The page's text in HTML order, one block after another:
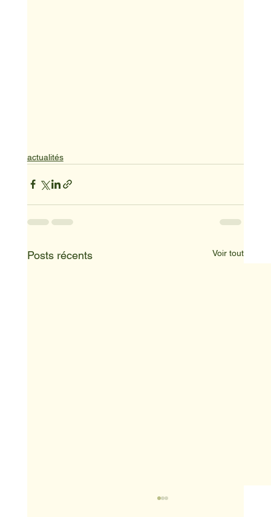
actualités
Posts récents Voir tout